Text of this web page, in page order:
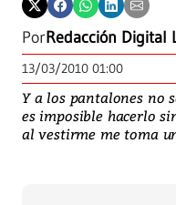
PorRedacción Digital
13/03/2010 01:00
Y a los pantalones no
es imposible hacerlo
al vestirme me toma